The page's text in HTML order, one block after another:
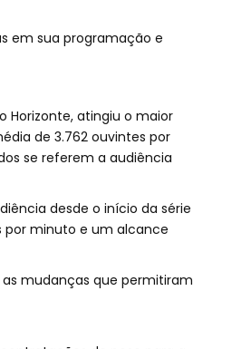
em sua programação e
Horizonte, atingiu o maior
de 3.762 ouvintes por
se referem a audiência
desde o início da série
por minuto e um alcance
as mudanças que permitiram